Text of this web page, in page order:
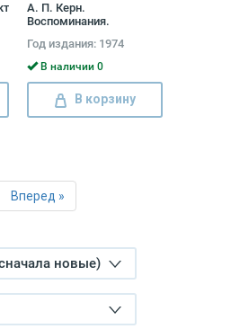
А. П. Керн.
Воспоминания.
Анна Керн
Год издания: 1974
В наличии 0
В корзину
Вперед »
новые)